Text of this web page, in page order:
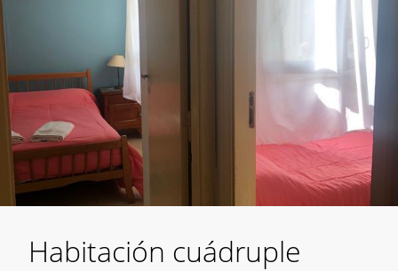
Habitación cuádruple